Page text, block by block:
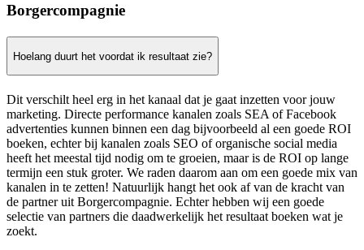
Borgercompagnie
Hoelang duurt het voordat ik resultaat zie?
Dit verschilt heel erg in het kanaal dat je gaat inzetten voor jouw
marketing. Directe performance kanalen zoals SEA of Facebook
advertenties kunnen binnen een dag bijvoorbeeld al een goede ROI
boeken, echter bij kanalen zoals SEO of organische social media
heeft het meestal tijd nodig om te groeien, maar is de ROI op lange
termijn een stuk groter. We raden daarom aan om een goede mix van
kanalen in te zetten! Natuurlijk hangt het ook af van de kracht van
de partner uit Borgercompagnie. Echter hebben wij een goede
selectie van partners die daadwerkelijk het resultaat boeken wat je
zoekt.